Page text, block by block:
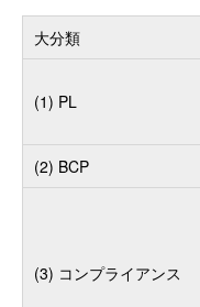
大分類
(1) PL
(2) BCP
(3) コンプライアンス